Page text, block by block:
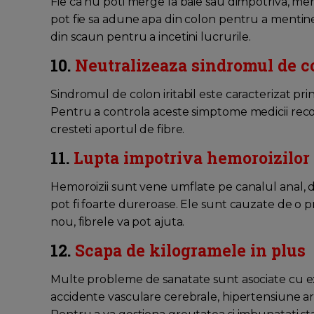
pot fie sa adune apa din colon pentru a
din scaun pentru a incetini lucrurile.
10. Neutralizeaza sindromul de
Sindromul de colon iritabil este caracterizat
Pentru a controla aceste simptome medicii
cresteti aportul de fibre.
11. Lupta impotriva hemoroizilor
Hemoroizii sunt vene umflate pe canalul anal,
pot fi foarte dureroase. Ele sunt cauzate de o
nou, fibrele va pot ajuta.
12. Scapa de kilogramele in plus
Multe probleme de sanatate sunt asociate cu
accidente vasculare cerebrale, hipertensiune